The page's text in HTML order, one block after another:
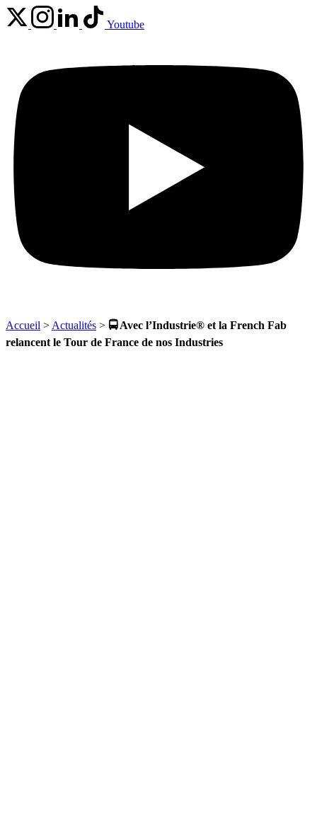
Youtube
Accueil > Actualités > 🚍 Avec l’Industrie® et la French Fab
relancent le Tour de France de nos Industries